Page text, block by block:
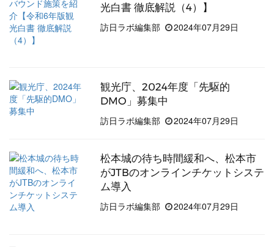
光白書 徹底解説（4）】
訪日ラボ編集部
2024年07月29日
観光庁、2024年度「先駆的
DMO」募集中
訪日ラボ編集部
2024年07月29日
松本城の待ち時間緩和へ、松本市
がJTBのオンラインチケットシステ
ム導入
訪日ラボ編集部
2024年07月29日